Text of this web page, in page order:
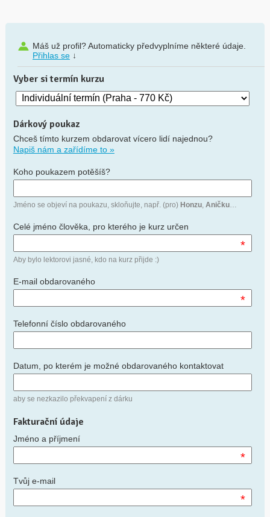
Máš už profil? Automaticky předvyplníme některé údaje.
Přihlas se↓
Vyber si termín kurzu
Dárkový poukaz
Chceš tímto kurzem obdarovat vícero lidí najednou?
Napiš nám a zařídíme to »
Koho poukazem potěšíš?
Jméno se objeví na poukazu, skloňujte, např. (pro) Honzu, Aničku…
Celé jméno člověka, pro kterého je kurz určen
*
Aby bylo lektorovi jasné, kdo na kurz přijde :)
E-mail obdarovaného
*
Telefonní číslo obdarovaného
Datum, po kterém je možné obdarovaného kontaktovat
aby se nezkazilo překvapení z dárku
Fakturační údaje
Jméno a příjmení
*
Tvůj e-mail
*